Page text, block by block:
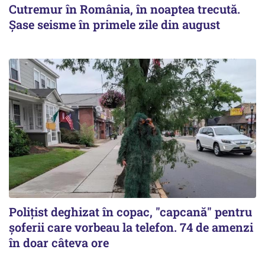
Cutremur în România, în noaptea trecută.
Șase seisme în primele zile din august
Polițist deghizat în copac, "capcană" pentru
șoferii care vorbeau la telefon. 74 de amenzi
în doar câteva ore